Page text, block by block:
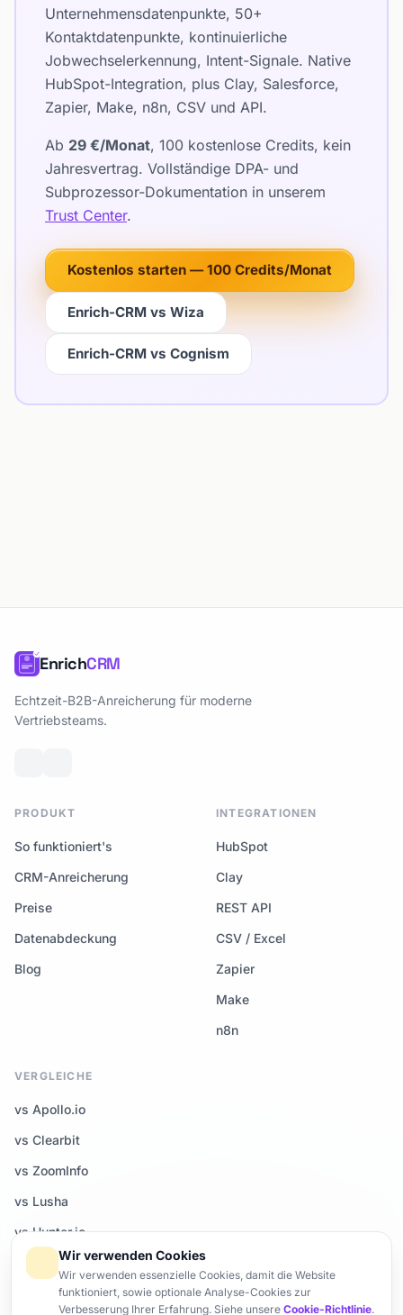
Unternehmensdatenpunkte, 50+
Kontaktdatenpunkte, kontinuierliche
Jobwechselerkennung, Intent-Signale. Native
HubSpot-Integration, plus Clay, Salesforce,
Zapier, Make, n8n, CSV und API.
Ab 29 €/Monat, 100 kostenlose Credits, kein
Jahresvertrag. Vollständige DPA- und
Subprozessor-Dokumentation in unserem
Trust Center.
Kostenlos starten — 100 Credits/Monat
Enrich-CRM vs Wiza
Enrich-CRM vs Cognism
EnrichCRM
Echtzeit-B2B-Anreicherung für moderne
Vertriebsteams.
PRODUKT
So funktioniert's
CRM-Anreicherung
Preise
Datenabdeckung
Blog
INTEGRATIONEN
HubSpot
Clay
REST API
CSV / Excel
Zapier
Make
n8n
VERGLEICHE
vs Apollo.io
vs Clearbit
vs ZoomInfo
vs Lusha
vs Hunter.io
Alle Vergleiche →
Wir verwenden Cookies
Wir verwenden essenzielle Cookies, damit die Website
funktioniert, sowie optionale Analyse-Cookies zur
Verbesserung Ihrer Erfahrung. Siehe unsere Cookie-Richtlinie.